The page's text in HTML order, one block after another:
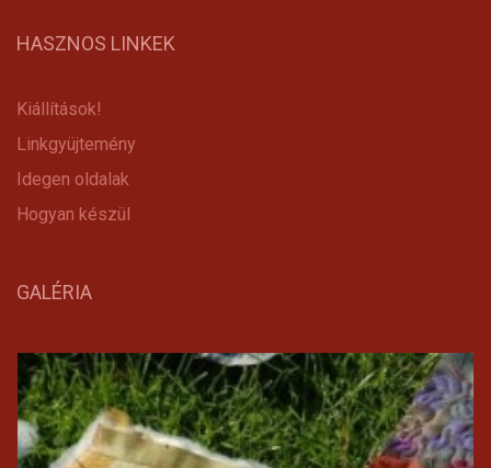
HASZNOS LINKEK
Kiállítások!
Linkgyüjtemény
Idegen oldalak
Hogyan készül
GALÉRIA